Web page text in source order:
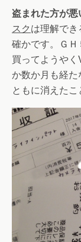
盗まれた方が悪
スク は理解で
確かです。Ｇ
買ってようや
か数か月も経た
ともに消えたこ